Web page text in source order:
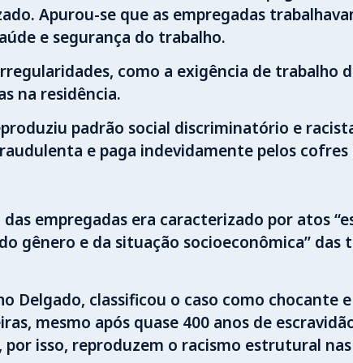
Apurou-se que as empregadas
e segurança do trabalho.
como a exigência de trabalho
na residência.
padrão social discriminatório e
e paga indevidamente pelos cofres
empregadas era caracterizado por atos
gênero e da situação socioeconômica”
Delgado, classificou o caso como chocante
mesmo após quase 400 anos de
por isso, reproduzem o racismo estrutural